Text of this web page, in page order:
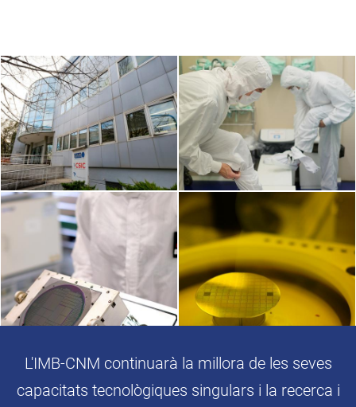
L'IMB-CNM continuarà la millora de les seves
capacitats tecnològiques singulars i la recerca i